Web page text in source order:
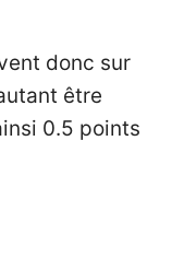
donc sur
être
0.5 points